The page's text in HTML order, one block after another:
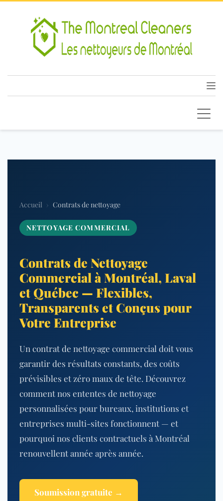
Accueil › Contrats de nettoyage
NETTOYAGE COMMERCIAL
Contrats de Nettoyage
Commercial à Montréal, Laval
et Québec — Flexibles,
Transparents et Conçus pour
Votre Entreprise
Un contrat de nettoyage commercial doit vous
garantir des résultats constants, des coûts
prévisibles et zéro maux de tête. Découvrez
comment nos ententes de nettoyage
personnalisées pour bureaux, institutions et
entreprises multi-sites fonctionnent — et
pourquoi nos clients contractuels à Montréal
renouvellent année après année.
Soumission gratuite →